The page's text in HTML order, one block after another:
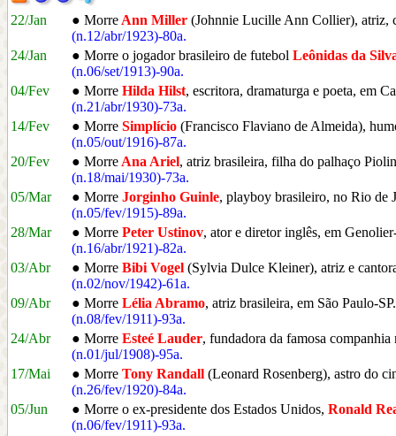
22/Jan ● Morre Ann Miller (Johnnie Lucille Ann Collier), atriz,
(n.12/abr/1923)-80a.
24/Jan
● Morre o jogador brasileiro de futebol Leônidas da
(n.06/set/1913)-90a.
04/Fev
● Morre Hilda Hilst, escritora, dramaturga e poeta, em
(n.21/abr/1930)-73a.
14/Fev
● Morre Simplício (Francisco Flaviano de Almeida),
(n.05/out/1916)-87a.
20/Fev
● Morre Ana Ariel, atriz brasileira, filha do palhaço
(n.18/mai/1930)-73a.
05/Mar
● Morre Jorginho Guinle, playboy brasileiro, no Rio de
(n.05/fev/1915)-89a.
28/Mar
● Morre Peter Ustinov, ator e diretor inglês, em
(n.16/abr/1921)-82a.
03/Abr
● Morre Bibi Vogel (Sylvia Dulce Kleiner), atriz e
(n.02/nov/1942)-61a.
09/Abr
● Morre Lélia Abramo, atriz brasileira, em São Paulo-SP.
(n.08/fev/1911)-93a.
24/Abr
● Morre Esteé Lauder, fundadora da famosa
(n.01/jul/1908)-95a.
17/Mai
● Morre Tony Randall (Leonard Rosenberg), astro do
(n.26/fev/1920)-84a.
05/Jun
● Morre o ex-presidente dos Estados Unidos, Ronald
(n.06/fev/1911)-93a.